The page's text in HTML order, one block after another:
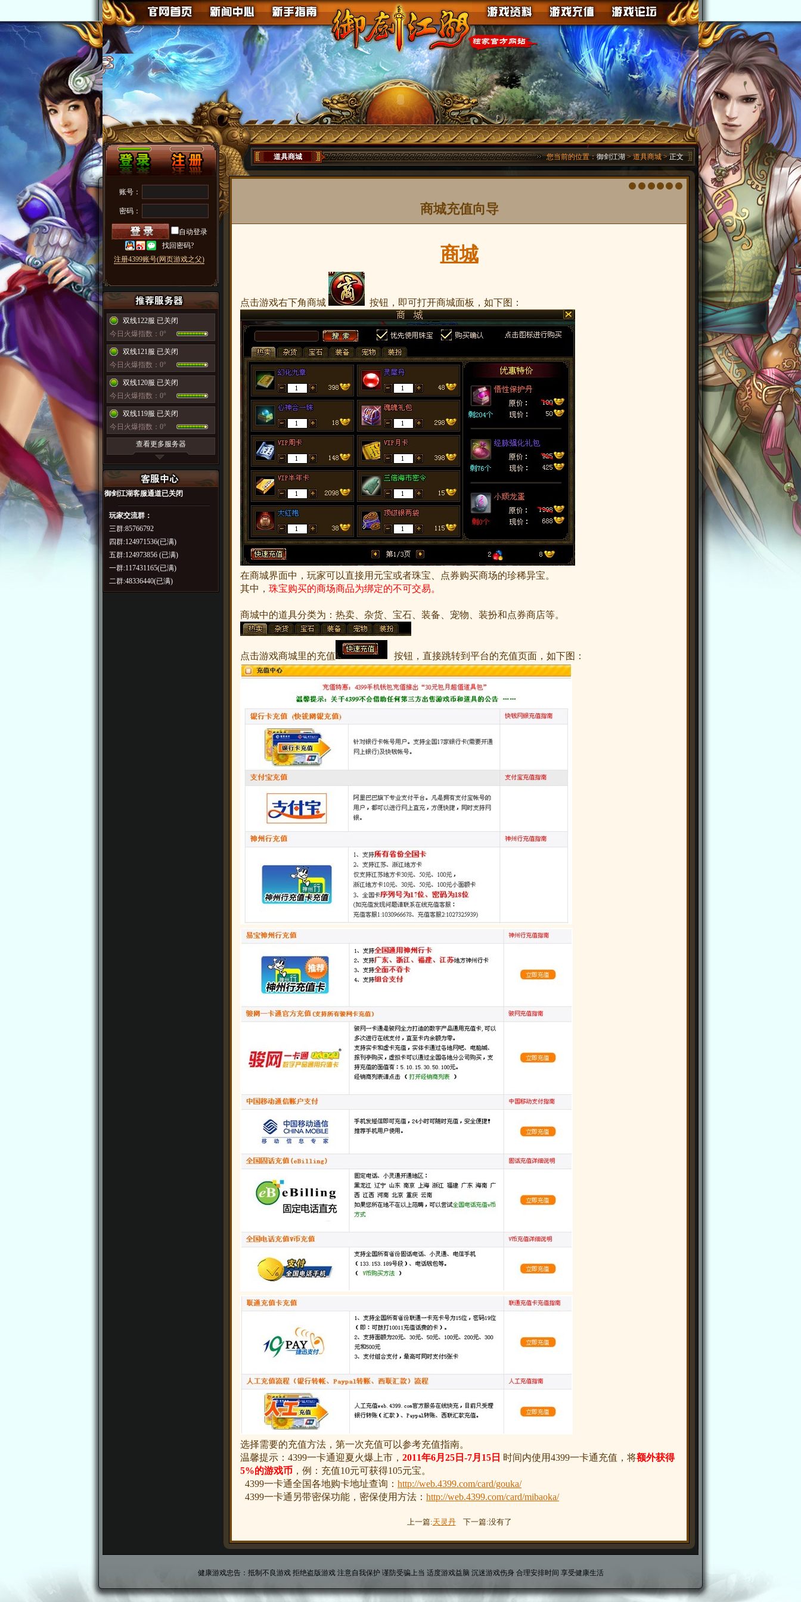
道具商城 您当前的位置：御剑江湖> 道具商城 >正文
商城充值向导
商城
点击游戏右下角商城 按钮，即可打开商城面板，如下图：
在商城界面中，玩家可以直接用元宝或者珠宝、点券购买商场的珍稀异宝。
其中， 珠宝购买的商场商品为绑定的不可交易。
商城中的道具分类为：热卖、杂货、宝石、装备、宠物、装扮和点券商店等。
点击游戏商城里的充值 按钮，直接跳转到平台的充值页面，如下图：
选择需要的充值方法，第一次充值可以参考充值指南。
温馨提示：4399一卡通迎夏火爆上市， 2011年6月25日-7月15日 时间内使用4399一卡通充值，将额外获得
5%的游戏币 ，例：充值10元可获得105元宝。
4399一卡通全国各地购卡地址查询： http://web.4399.com/card/gouka/
4399一卡通另带密保功能，密保使用方法： http://web.4399.com/card/mibaoka/
上一篇:天灵丹下一篇:没有了
账号：
密码：
自动登录
找回密码?
注册4399账号(网页游戏之父)
双线122服 已关闭
今日火爆指数：0°
双线121服 已关闭
今日火爆指数：0°
双线120服 已关闭
今日火爆指数：0°
双线119服 已关闭
今日火爆指数：0°
查看更多服务器
御剑江湖客服通道已关闭
玩家交流群：
三群:85766792
四群:124971536(已满)
五群:124973856 (已满)
一群:117431165(已满)
二群:48336440(已满)
健康游戏忠告：抵制不良游戏 拒绝盗版游戏 注意自我保护 谨防受骗上当 适度游戏益脑 沉迷游戏伤身 合理安排时间 享受健康生活